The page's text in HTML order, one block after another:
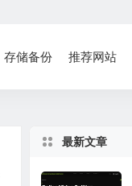
存储备份 推荐网站
最新文章